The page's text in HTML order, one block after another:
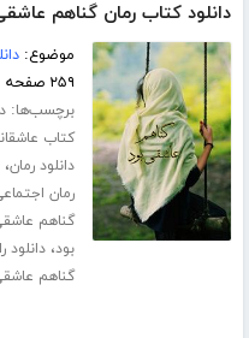
دانلود کتاب رمان گناهم
موضوع:
۲۵۹ صفحه
برچسب‌ها:
کتاب
دانلود رمان،
رمان
گناهم
بود،دانلود
گناهم